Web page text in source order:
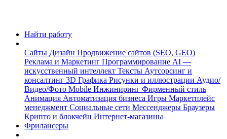
Найти работу
Сайты Дизайн Продвижение сайтов (SEO, GEO)
Реклама и Маркетинг Программирование AI —
искусственный интеллект Тексты Аутсорсинг и
консалтинг 3D Графика Рисунки и иллюстрации Аудио/
Видео/Фото Mobile Инжиниринг Фирменный стиль
Анимация Автоматизация бизнеса Игры Маркетплейс
менеджмент Социальные сети Мессенджеры Браузеры
Крипто и блокчейн Интернет-магазины
Фрилансеры